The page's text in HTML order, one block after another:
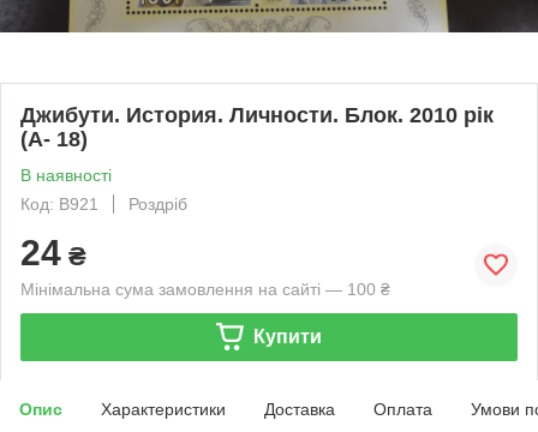
Джибути. История. Личности. Блок. 2010 рік
(А- 18)
В наявності
Код: В921
Роздріб
24 ₴
Мінімальна сума замовлення на сайті — 100 ₴
Купити
Опис Характеристики Доставка Оплата Умови